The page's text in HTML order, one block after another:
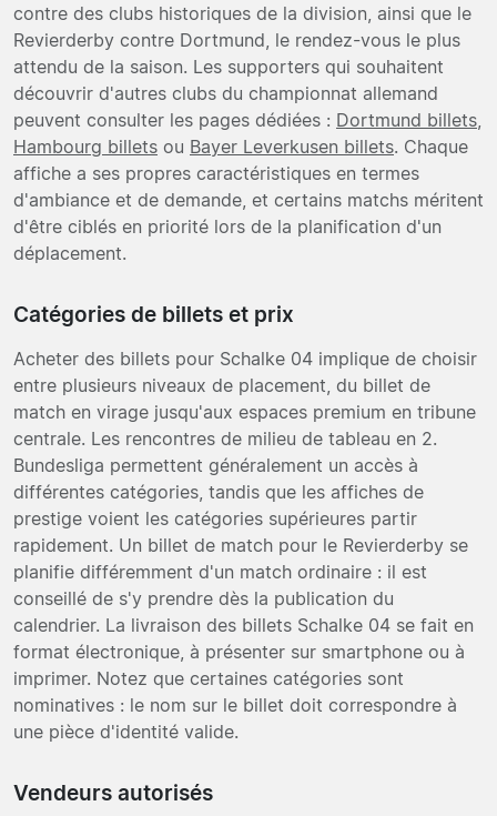
contre des clubs historiques de la division, ainsi que le
Revierderby contre Dortmund, le rendez-vous le plus
attendu de la saison. Les supporters qui souhaitent
découvrir d'autres clubs du championnat allemand
peuvent consulter les pages dédiées : Dortmund billets
Hambourg billets ou Bayer Leverkusen billets. Chaque
affiche a ses propres caractéristiques en termes
d'ambiance et de demande, et certains matchs méritent
d'être ciblés en priorité lors de la planification d'un
déplacement.
Catégories de billets et prix
Acheter des billets pour Schalke 04 implique de choisir
entre plusieurs niveaux de placement, du billet de
match en virage jusqu'aux espaces premium en tribune
centrale. Les rencontres de milieu de tableau en 2.
Bundesliga permettent généralement un accès à
différentes catégories, tandis que les affiches de
prestige voient les catégories supérieures partir
rapidement. Un billet de match pour le Revierderby se
planifie différemment d'un match ordinaire : il est
conseillé de s'y prendre dès la publication du
calendrier. La livraison des billets Schalke 04 se fait en
format électronique, à présenter sur smartphone ou à
imprimer. Notez que certaines catégories sont
nominatives : le nom sur le billet doit correspondre à
une pièce d'identité valide.
Vendeurs autorisés